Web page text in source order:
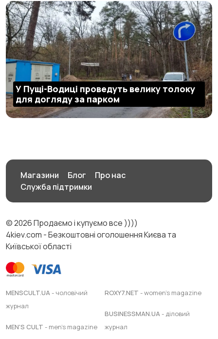
У Пущі-Водиці проведуть велику толоку
для догляду за парком
Магазини Блог
Про нас
Служба підтримки
© 2026 Продаємо і купуємо все ))))
4kiev.com - Безкоштовні оголошення Києва та
Київської області
MENSCULT.UA- чоловічий
журнал
MEN'S CULT - men's magazine
ROXY7.NET - women's magazine
BUSINESSMAN.UA- діловий
журнал